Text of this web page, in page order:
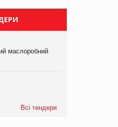
маслоробний
Всі тендери